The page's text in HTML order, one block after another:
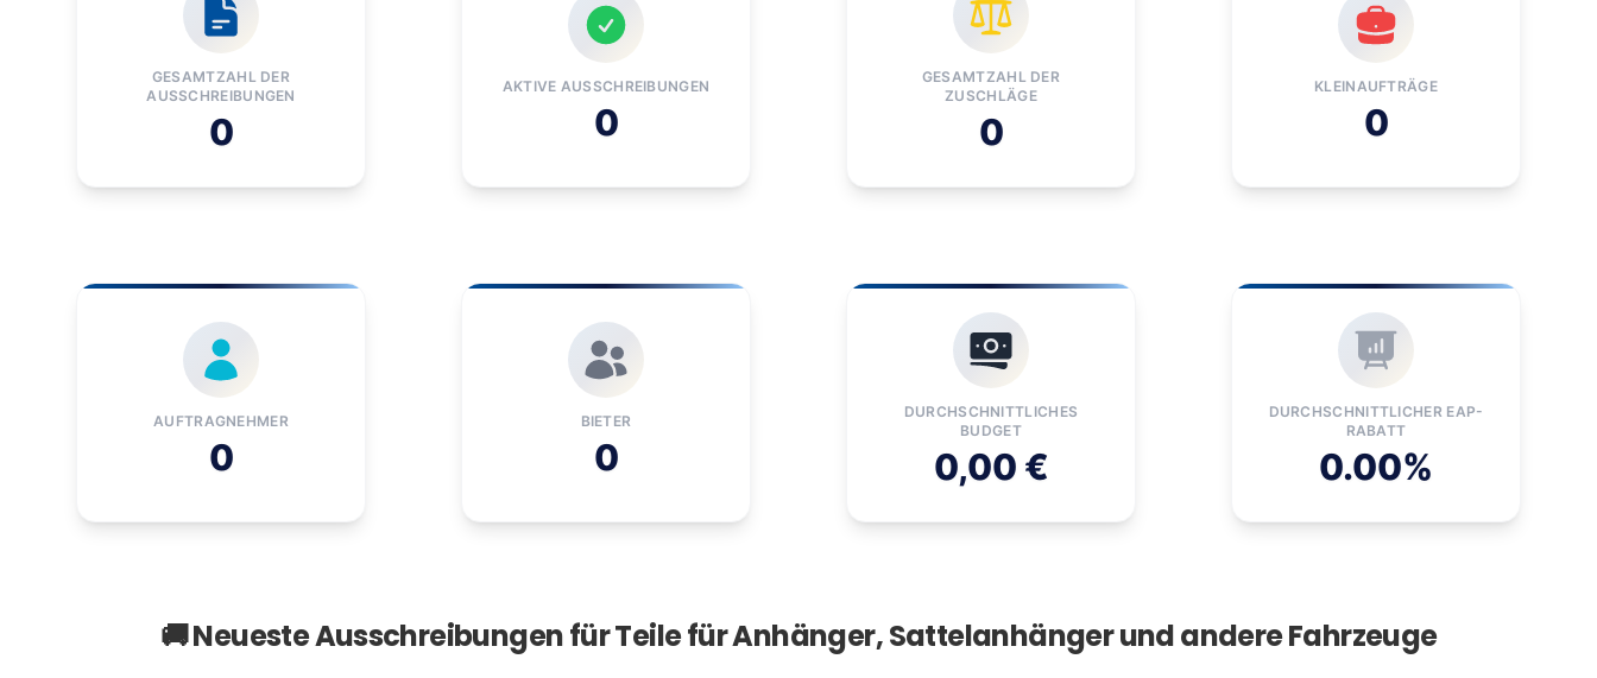
GESAMTZAHL DER
AUSSCHREIBUNGEN
0
AKTIVE AUSSCHREIBUNGEN
0
GESAMTZAHL DER
ZUSCHLÄGE
0
KLEINAUFTRÄGE
0
AUFTRAGNEHMER
0
BIETER
0
DURCHSCHNITTLICHES
BUDGET
0,00 €
DURCHSCHNITTLICHER EAP-
RABATT
0.00%
🚚 Neueste Ausschreibungen für Teile für Anhänger, Sattelanhänger und andere Fahrzeuge